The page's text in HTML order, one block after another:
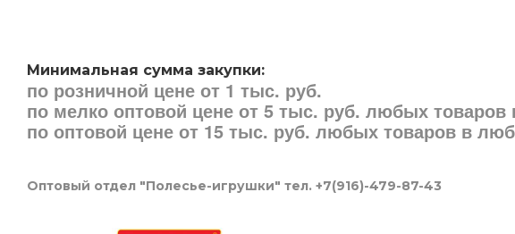
Минимальная сумма закупки:
по розничной цене от 1 тыс. руб.
по мелко оптовой цене от 5 тыс. руб. любых
по оптовой цене от 15 тыс. руб. любых товаров в
Оптовый отдел "Полесье-игрушки" тел. +7(916)-479-87-43